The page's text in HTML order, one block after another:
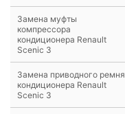
Замена муфты
компрессора
кондиционера Renault
Scenic 3
Замена приводного ремня
кондиционера Renault
Scenic 3